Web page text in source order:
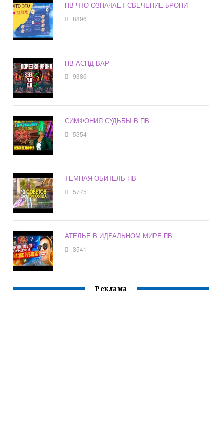
ПВ ЧТО ОЗНАЧАЕТ СВЕЧЕНИЕ БРОНИ
8896
ПВ АСПД ВАР
9386
СИМФОНИЯ СУДЬБЫ В ПВ
5354
ТЕМНАЯ ОБИТЕЛЬ ПВ
5775
АТЕЛЬЕ В ИДЕАЛЬНОМ МИРЕ ПВ
3541
Реклама